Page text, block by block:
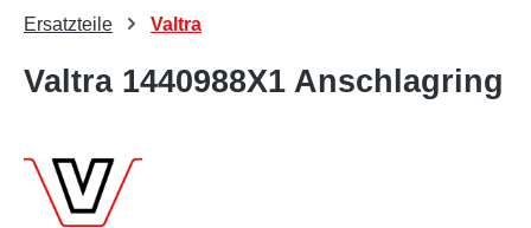
Ersatzteile Valtra
Valtra 1440988X1 Anschlagring